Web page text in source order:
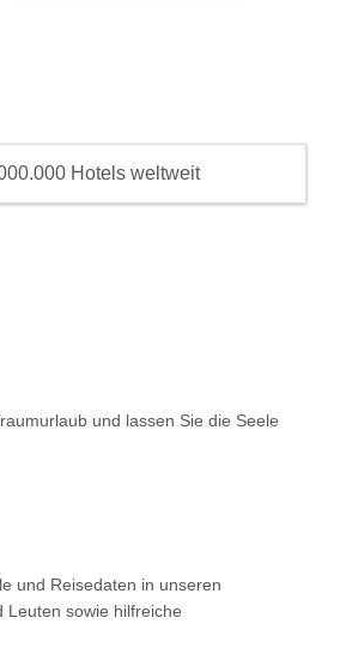
Hotels weltweit
und lassen Sie die Seele
und Reisedaten in unseren
Leuten sowie hilfreiche